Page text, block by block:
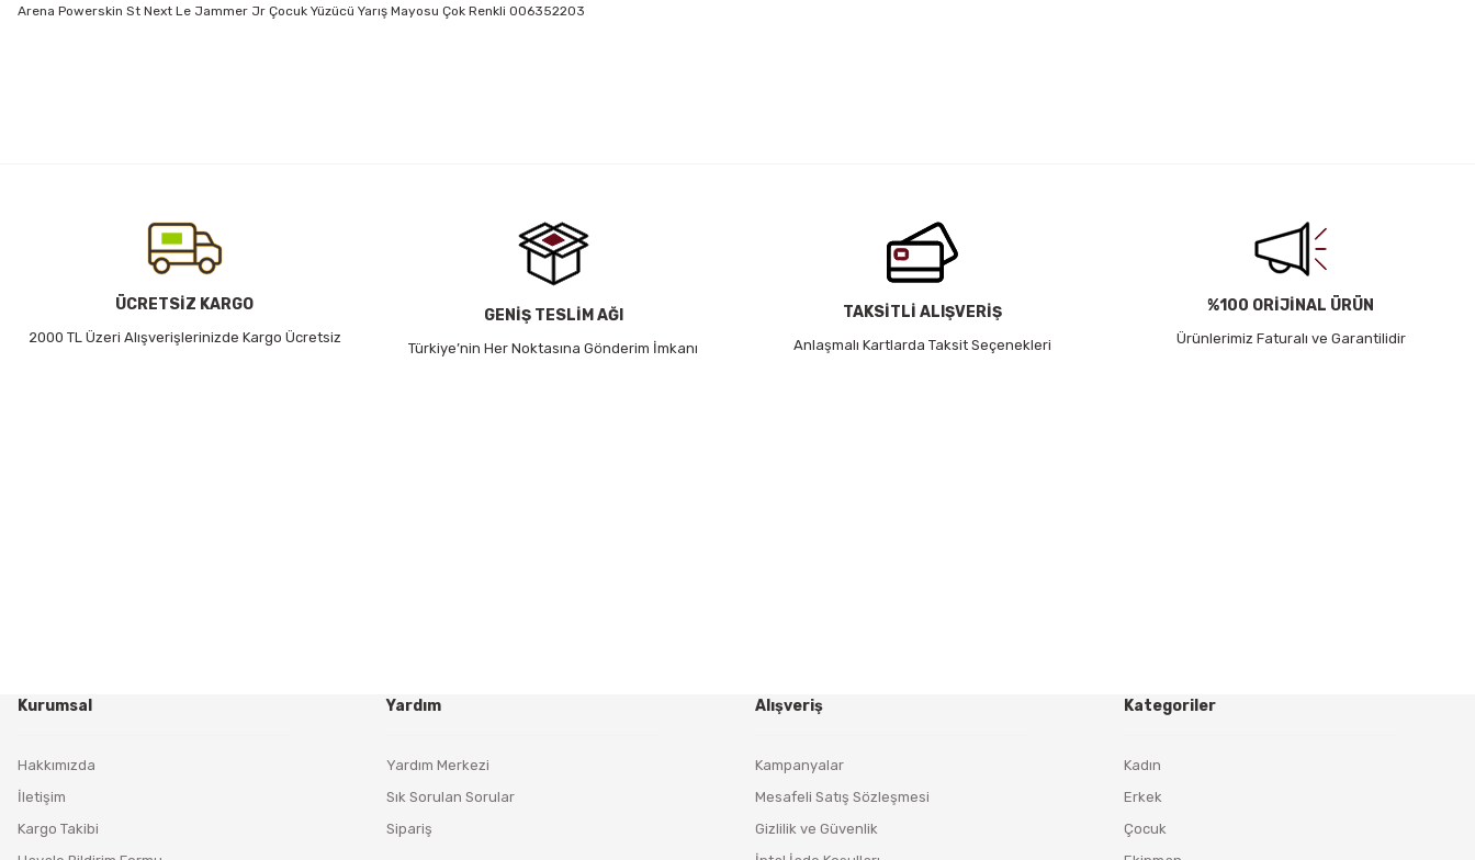
Arena Powerskin St Next Le Jammer Jr Çocuk Yüzücü Yarış Mayosu Çok Renkli 006352203
Ürün bilgilerinde hatalar bulunuyor.
Ürün fiyatı diğer sitelerden daha pahalı.
Bu ürüne benzer farklı alternatifler olmalı.
ÜCRETSİZ KARGO
2000 TL Üzeri Alışverişlerinizde Kargo Ücretsiz
GENİŞ TESLİM AĞI
Türkiye’nin Her Noktasına Gönderim İmkanı
TAKSİTLİ ALIŞVERİŞ
Anlaşmalı Kartlarda Taksit Seçenekleri
%100 ORİJİNAL ÜRÜN
Ürünlerimiz Faturalı ve Garantilidir
Kurumsal
Hakkımızda
İletişim
Kargo Takibi
Yardım
Yardım Merkezi
Sık Sorulan Sorular
Sipariş
Alışveriş
Kampanyalar
Mesafeli Satış Sözleşmesi
Gizlilik ve Güvenlik
Kategoriler
Kadın
Erkek
Çocuk